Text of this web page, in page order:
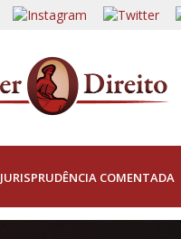
JURISPRUDÊNCIA COMENTADA